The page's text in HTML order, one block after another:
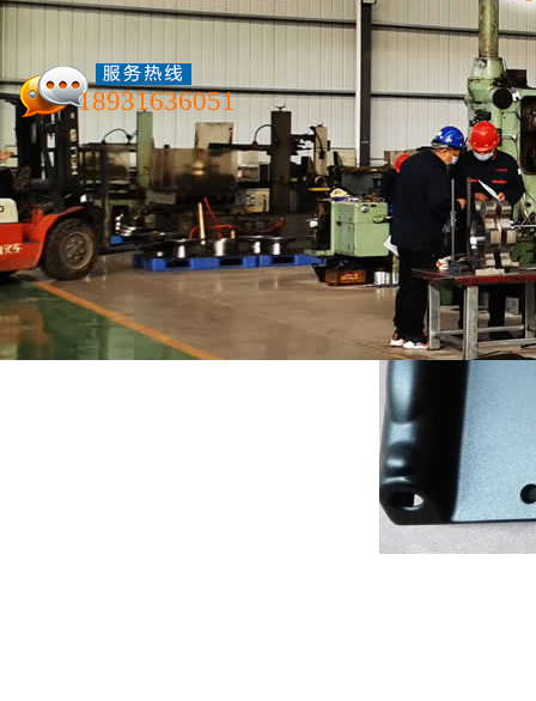
联系我们
18931636051
北京航泰机械加工厂
地址：北京市大兴区魏善庄